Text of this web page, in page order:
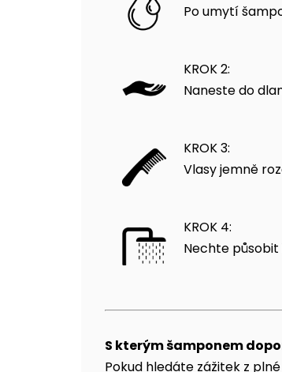
Po umytí
KROK 2:
Naneste do
KROK 3:
Vlasy jemně
KROK 4:
Nechte
S kterým šamponem
Pokud hledáte zážitek z